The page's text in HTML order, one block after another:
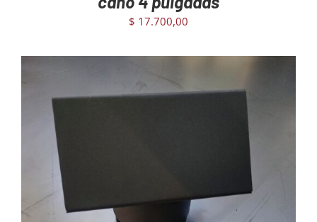
$ 17.700,00
AGREGAR AL CARRITO / DETAILS